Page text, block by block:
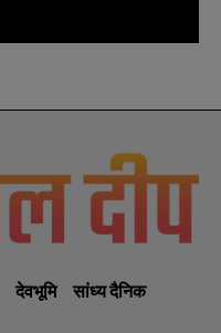
देवभूमि
सांध्य दैनिक